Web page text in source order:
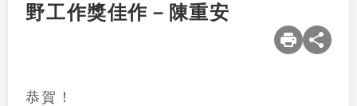
野工作獎佳作－陳重安
恭賀！